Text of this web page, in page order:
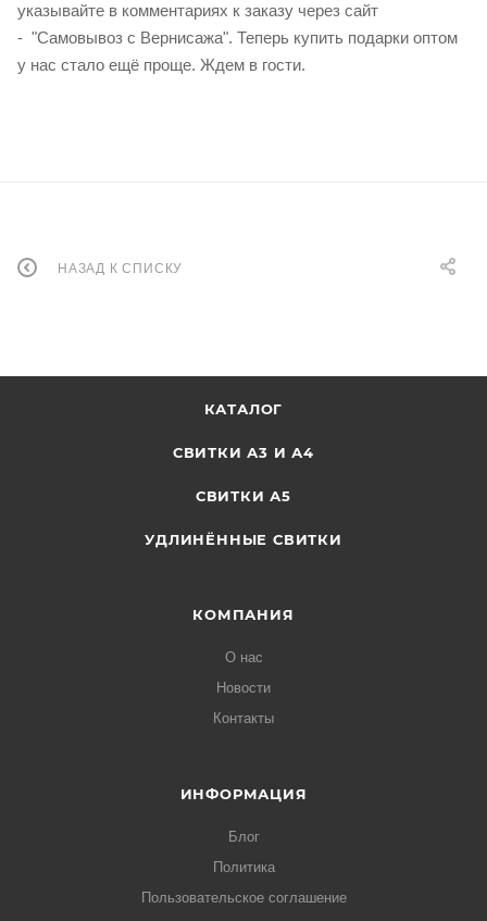
указывайте в комментариях к заказу через сайт
- "Самовывоз с Вернисажа". Теперь купить подарки оптом
у нас стало ещё проще. Ждем в гости.
НАЗАД К СПИСКУ
КАТАЛОГ
СВИТКИ А3 И А4
СВИТКИ А5
УДЛИНЁННЫЕ СВИТКИ
КОМПАНИЯ
О нас
Новости
Контакты
ИНФОРМАЦИЯ
Блог
Политика
Пользовательское соглашение